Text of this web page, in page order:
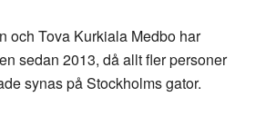
och Tova Kurkiala Medbo har
sedan 2013, då allt fler personer
synas på Stockholms gator.